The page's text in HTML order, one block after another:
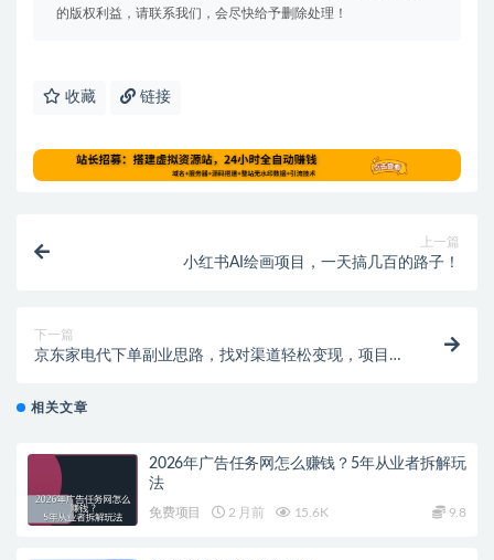
的版权利益，请联系我们，会尽快给予删除处理！
收藏 链接
上一篇
小红书AI绘画项目，一天搞几百的路子！
下一篇
京东家电代下单副业思路，找对渠道轻松变现，项目玩
相关文章
2026年广告任务网怎么赚钱？5年从业者拆解玩
法
免费项目 2 月前 15.6K 9.8